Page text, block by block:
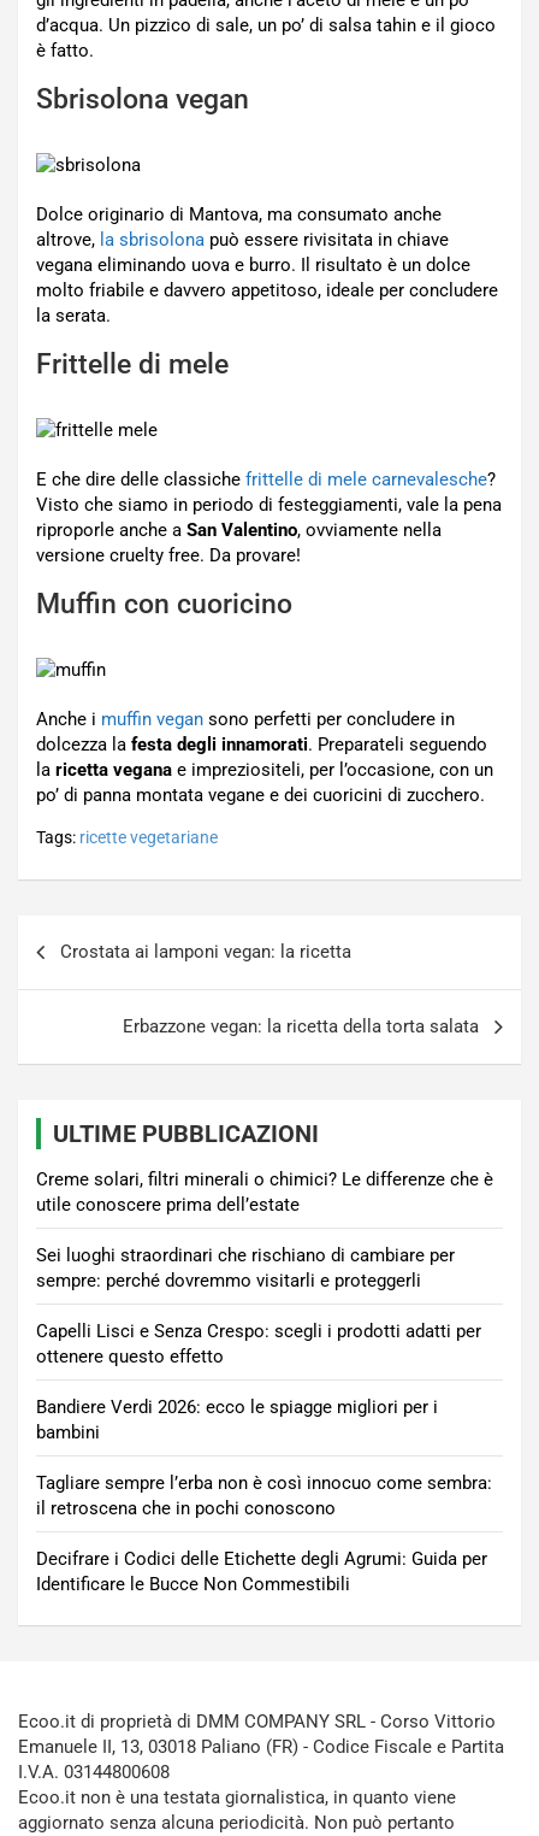
d’acqua. Un pizzico di sale, un po’ di salsa tahin e il gioco
è fatto.
Sbrisolona vegan
Dolce originario di Mantova, ma consumato anche
altrove, la sbrisolona può essere rivisitata in chiave
vegana eliminando uova e burro. Il risultato è un dolce
molto friabile e davvero appetitoso, ideale per concludere
la serata.
Frittelle di mele
E che dire delle classiche frittelle di mele carnevalesche?
Visto che siamo in periodo di festeggiamenti, vale la pena
riproporle anche a San Valentino, ovviamente nella
versione cruelty free. Da provare!
Muffin con cuoricino
Anche i muffin vegan sono perfetti per concludere in
dolcezza la festa degli innamorati. Preparateli seguendo
la ricetta vegana e impreziositeli, per l’occasione, con un
po’ di panna montata vegane e dei cuoricini di zucchero.
Tags: ricette vegetariane
Crostata ai lamponi vegan: la ricetta
Erbazzone vegan: la ricetta della torta salata
ULTIME PUBBLICAZIONI
Creme solari, filtri minerali o chimici? Le differenze che è
utile conoscere prima dell’estate
Sei luoghi straordinari che rischiano di cambiare per
sempre: perché dovremmo visitarli e proteggerli
Capelli Lisci e Senza Crespo: scegli i prodotti adatti per
ottenere questo effetto
Bandiere Verdi 2026: ecco le spiagge migliori per i
bambini
Tagliare sempre l’erba non è così innocuo come sembra:
il retroscena che in pochi conoscono
Decifrare i Codici delle Etichette degli Agrumi: Guida per
Identificare le Bucce Non Commestibili
Ecoo.it di proprietà di DMM COMPANY SRL - Corso Vittorio
Emanuele II, 13, 03018 Paliano (FR) - Codice Fiscale e Partita
I.V.A. 03144800608
Ecoo.it non è una testata giornalistica, in quanto viene
aggiornato senza alcuna periodicità. Non può pertanto